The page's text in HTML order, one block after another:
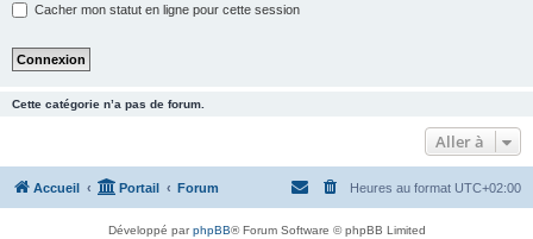
Cacher mon statut en ligne pour cette session
Cette catégorie n’a pas de forum.
Aller à
Accueil Portail Forum Heures au format UTC+02:00
Développé parphpBB® Forum Software © phpBB Limited